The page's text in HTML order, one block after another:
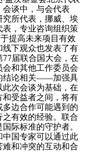
谈中，与会代表
究所代表，挪威、埃
，专业咨询组织策
提高未来项目有效
下观众也发表了有
届联合国大会，在
和其他工作委员会
结论相关——加强具
次会谈为基础，在
受益者之间，将有
边合作可能遇到的
有效的经验。联合
际标准的守护者。
国专家可以通过此
和冲突的互动和合